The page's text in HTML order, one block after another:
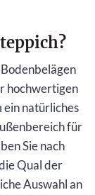
hochwertigen
ein natürliches
für
Sie nach
Qual der
Auswahl an